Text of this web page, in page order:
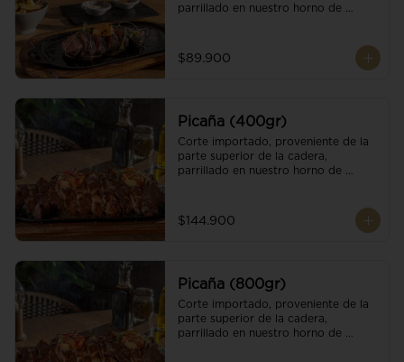
parrillado en nuestro horno de
mantequilla de ajo y pimientos.
Acompañado de salsa criolla y una
$89.900
Picaña (400gr)
Corte importado, proveniente de la
parte superior de la cadera,
parrillado en nuestro horno de
Acompañado de salsa criolla de la
casa.
$144.900
Picaña (800gr)
Corte importado, proveniente de la
parte superior de la cadera,
parrillado en nuestro horno de